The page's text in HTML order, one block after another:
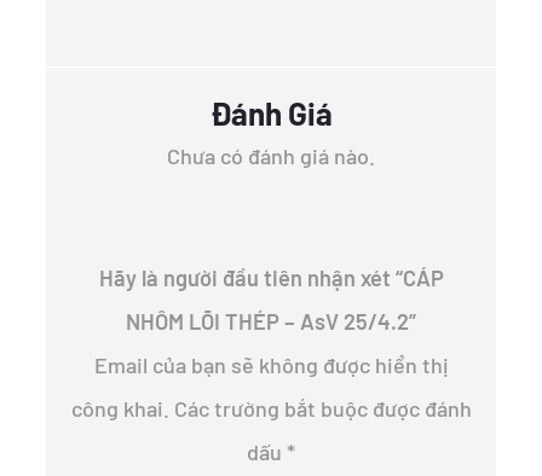
Đánh Giá
Chưa có đánh giá nào.
Hãy là người đầu tiên nhận xét “CÁP
NHÔM LÕI THÉP – AsV 25/4.2”
Email của bạn sẽ không được hiển thị
công khai. Các trường bắt buộc được đánh
dấu *